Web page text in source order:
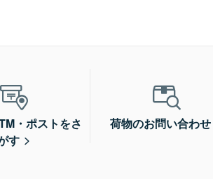
・ポストをさ
す
荷物のお問い合わせ